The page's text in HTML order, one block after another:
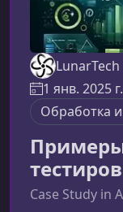
LunarTech
1 янв. 2025
Обработка
Case Study in